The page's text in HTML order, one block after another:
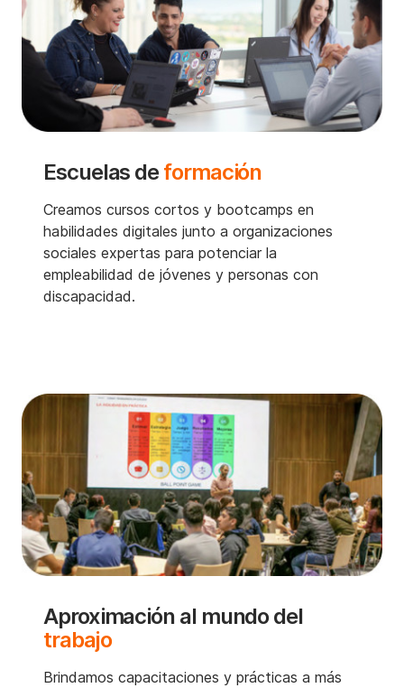
Escuelas deformación
Creamos cursos cortos y bootcamps en
habilidades digitales junto a organizaciones
sociales expertas para potenciar la
empleabilidad de jóvenes y personas con
discapacidad.
Aproximación al mundo del
trabajo
Brindamos capacitaciones y prácticas a más